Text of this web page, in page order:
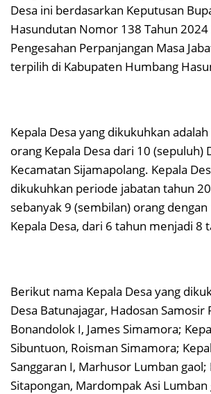
Desa ini berdasarkan Keputusan
Hasundutan Nomor 138 Tahun
Pengesahan Perpanjangan Masa
terpilih di Kabupaten Humbang
Kepala Desa yang dikukuhkan
orang Kepala Desa dari 10 (sepuluh)
Kecamatan Sijamapolang. Kepala
dikukuhkan periode jabatan tahun
sebanyak 9 (sembilan) orang
Kepala Desa, dari 6 tahun menjadi 8
Berikut nama Kepala Desa yang
Desa Batunajagar, Hadosan Samosir
Bonandolok I, James Simamora;
Sibuntuon, Roisman Simamora;
Sanggaran I, Marhusor Lumban gaol;
Sitapongan, Mardompak Asi Lumban